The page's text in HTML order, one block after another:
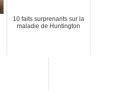
10 faits surprenants sur la
maladie de Huntington